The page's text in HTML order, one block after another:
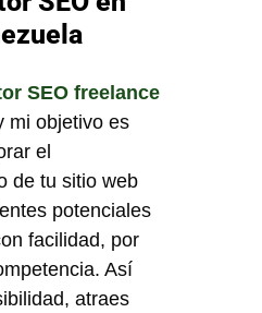
SEO freelance
mi objetivo es
el
de tu sitio web
potenciales
facilidad, por
Así
atraes